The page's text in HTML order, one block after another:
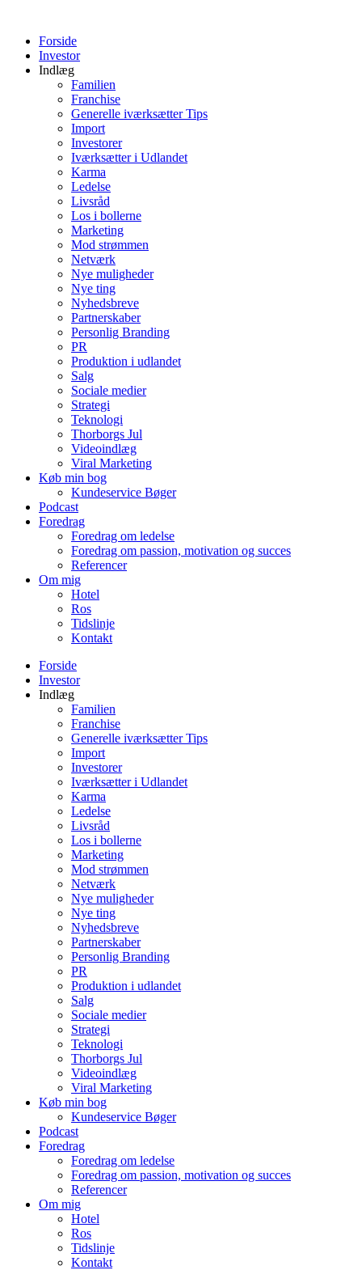
indholdForside
Investor
Indlæg
Familien
Franchise
Generelle iværksætter Tips
Import
Investorer
Iværksætter i Udlandet
Karma
Ledelse
Livsråd
Los i bollerne
Marketing
Mod strømmen
Netværk
Nye muligheder
Nye ting
Nyhedsbreve
Partnerskaber
Personlig Branding
PR
Produktion i udlandet
Salg
Sociale medier
Strategi
Teknologi
Thorborgs Jul
Videoindlæg
Viral Marketing
Køb min bog
Kundeservice Bøger
Podcast
Foredrag
Foredrag om ledelse
Foredrag om passion, motivation og succes
Referencer
Om mig
Hotel
Ros
Tidslinje
Kontakt
Forside
Investor
Indlæg
Familien
Franchise
Generelle iværksætter Tips
Import
Investorer
Iværksætter i Udlandet
Karma
Ledelse
Livsråd
Los i bollerne
Marketing
Mod strømmen
Netværk
Nye muligheder
Nye ting
Nyhedsbreve
Partnerskaber
Personlig Branding
PR
Produktion i udlandet
Salg
Sociale medier
Strategi
Teknologi
Thorborgs Jul
Videoindlæg
Viral Marketing
Køb min bog
Kundeservice Bøger
Podcast
Foredrag
Foredrag om ledelse
Foredrag om passion, motivation og succes
Referencer
Om mig
Hotel
Ros
Tidslinje
Kontakt